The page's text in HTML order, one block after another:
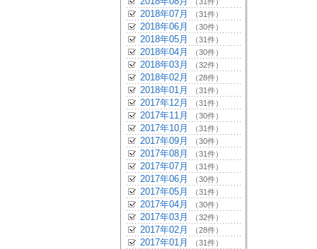
2018年07月 （31件）
2018年06月 （30件）
2018年05月 （31件）
2018年04月 （30件）
2018年03月 （32件）
2018年02月 （28件）
2018年01月 （31件）
2017年12月 （31件）
2017年11月 （30件）
2017年10月 （31件）
2017年09月 （30件）
2017年08月 （31件）
2017年07月 （31件）
2017年06月 （30件）
2017年05月 （31件）
2017年04月 （30件）
2017年03月 （32件）
2017年02月 （28件）
2017年01月 （31件）